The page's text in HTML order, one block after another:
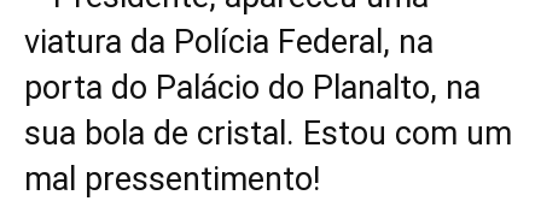
viatura da Polícia Federal, na
porta do Palácio do Planalto, na
sua bola de cristal. Estou com um
mal pressentimento!